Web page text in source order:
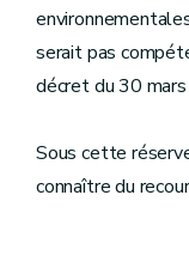
serait pas
décret du 30
Sous cette
connaître du